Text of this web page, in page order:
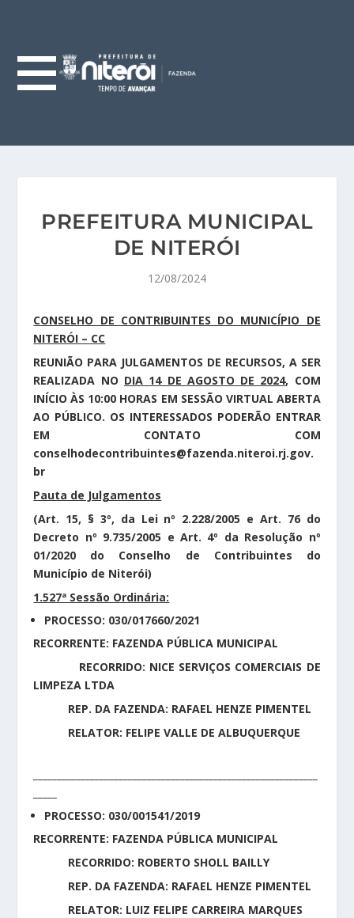
PREFEITURA MUNICIPAL
DE NITERÓI
12/08/2024
CONSELHO DE CONTRIBUINTES DO MUNICÍPIO DE
NITERÓI – CC
REUNIÃO PARA JULGAMENTOS DE RECURSOS, A SER
REALIZADA NO DIA 14 DE AGOSTO DE 2024, COM
INÍCIO ÀS 10:00 HORAS EM SESSÃO VIRTUAL ABERTA
AO PÚBLICO. OS INTERESSADOS PODERÃO ENTRAR
EM CONTATO COM
conselhodecontribuintes@fazenda.niteroi.rj.gov.
br
Pauta de Julgamentos
(Art. 15, § 3º, da Lei nº 2.228/2005 e Art. 76 do
Decreto nº 9.735/2005 e Art. 4º da Resolução nº
01/2020 do Conselho de Contribuintes do
Município de Niterói)
1.527ª Sessão Ordinária:
PROCESSO: 030/017660/2021
RECORRENTE: FAZENDA PÚBLICA MUNICIPAL
RECORRIDO: NICE SERVIÇOS COMERCIAIS DE
LIMPEZA LTDA
REP. DA FAZENDA: RAFAEL HENZE PIMENTEL
RELATOR: FELIPE VALLE DE ALBUQUERQUE
PROCESSO: 030/001541/2019
RECORRENTE: FAZENDA PÚBLICA MUNICIPAL
RECORRIDO: ROBERTO SHOLL BAILLY
REP. DA FAZENDA: RAFAEL HENZE PIMENTEL
RELATOR: LUIZ FELIPE CARREIRA MARQUES